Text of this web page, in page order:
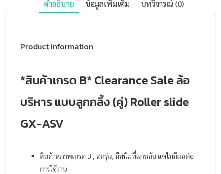
คำอธิบาย ข้อมูลเพิ่มเติม บทวิจารณ์ (0)
Product Information
*สินค้าเกรด B* Clearance Sale ล้อ
บริหาร แบบลูกกลิ้ง (คู่) Roller slide
GX-ASV
สินค้าสภาพเกรด B , ตกรุ่น, มีสนิมที่แกนล้อ แต่ไม่มีผลต่อ
การใช้งาน